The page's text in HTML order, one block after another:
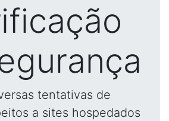
tentativas de
a sites hospedados